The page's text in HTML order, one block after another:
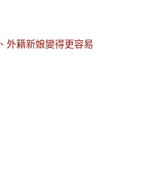
、外籍新娘變得更容易